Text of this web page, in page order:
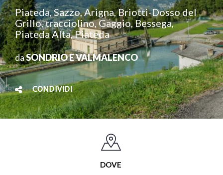
Piateda, Sazzo, Arigna, Briotti-Dosso del
Grillo, tracciolino, Gaggio, Bessega,
Piateda Alta, Piateda
daSONDRIO E VALMALENCO
CONDIVIDI
DOVE